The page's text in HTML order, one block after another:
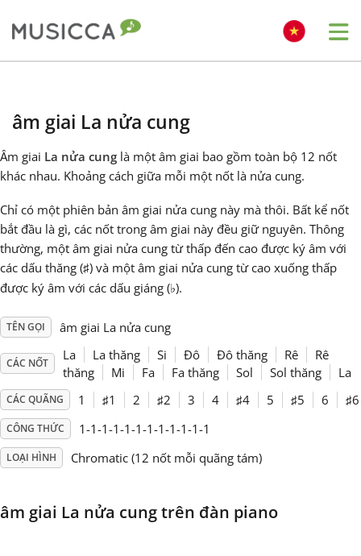
Deutsch
English
Français
âm giai La nửa cung
Âm giai La nửa cung là một âm giai bao gồm toàn bộ 12 nốt
khác nhau. Khoảng cách giữa mỗi một nốt là nửa cung.
Chỉ có một phiên bản âm giai nửa cung này mà thôi. Bất kể nốt
bắt đầu là gì, các nốt trong âm giai này đều giữ nguyên. Thông
thường, một âm giai nửa cung từ thấp đến cao được ký âm với
các dấu thăng (♯) và một âm giai nửa cung từ cao xuống thấp
được ký âm với các dấu giáng (♭).
TÊN GỌI âm giai La nửa cung
CÁC NỐT
La La thăng Si Đô Đô thăng Rê
Rê
thăng
Mi Fa Fa thăng Sol Sol thăng La
CÁC QUÃNG 1 ♯1 2 ♯2 3 4 ♯4 5 ♯5 6 ♯6
CÔNG THỨC 1-1-1-1-1-1-1-1-1-1-1-1
LOẠI HÌNH Chromatic (12 nốt mỗi quãng tám)
âm giai La nửa cung trên đàn piano